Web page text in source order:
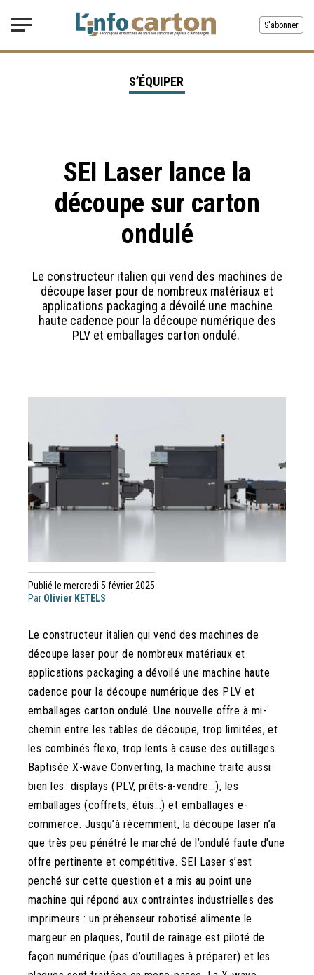
S'abonner
SEI Laser lance la
découpe sur carton
ondulé
Le constructeur italien qui vend des machines de
découpe laser pour de nombreux matériaux et
applications packaging a dévoilé une machine
haute cadence pour la découpe numérique des
PLV et emballages carton ondulé.
S’ÉQUIPER
Publié le mercredi 5 février 2025
Par Olivier KETELS
Le constructeur italien qui vend des machines de
découpe laser pour de nombreux matériaux et
applications packaging a dévoilé une machine haute
cadence pour la découpe numérique des PLV et
emballages carton ondulé. Une nouvelle offre à mi-
chemin entre les tables de découpe, trop limitées, et
les combinés flexo, trop lents à cause des outillages.
Baptisée X-wave Converting, la machine traite aussi
bien les displays (PLV, prêts-à-vendre…), les
emballages (coffrets, étuis…) et emballages e-
commerce. Jusqu’à récemment, la découpe laser n’a
que très peu pénétré le marché de l’ondulé faute d’une
offre pertinente et compétitive. SEI Laser s’est
penché sur cette question et a mis au point une
machine qui répond aux contraintes industrielles des
imprimeurs : un préhenseur robotisé alimente le
margeur en plaques, l’outil de rainage est piloté de
façon numérique (pas d’outillages à préparer) et les